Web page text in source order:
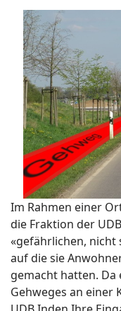
Im Rahmen einer
die Fraktion der
«gefährlichen, nicht
auf die sie
gemacht hatten. Da
Gehweges an einer